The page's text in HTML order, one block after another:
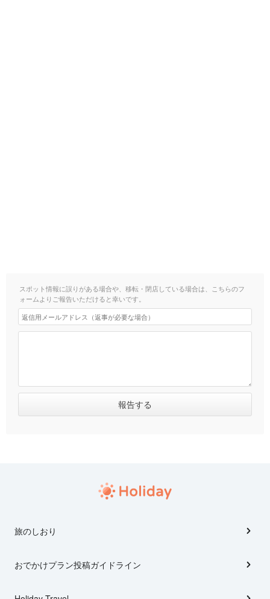
スポット情報に誤りがある場合や、移転・閉店している場合は、こちらのフ
ォームよりご報告いただけると幸いです。
旅のしおり
おでかけプラン投稿ガイドライン